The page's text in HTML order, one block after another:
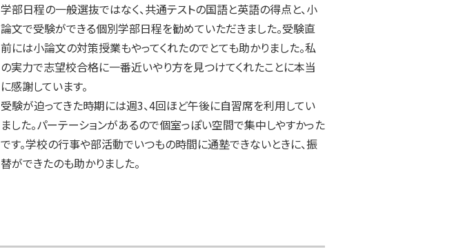
学部日程の一般選抜ではなく、共通テストの国語と英語の得点と、小
論文で受験ができる個別学部日程を勧めていただきました。受験直
前には小論文の対策授業もやってくれたのでとても助かりました。私
の実力で志望校合格に一番近いやり方を見つけてくれたことに本当
に感謝しています。
受験が迫ってきた時期には週3、4回ほど午後に自習席を利用してい
ました。パーテーションがあるので個室っぽい空間で集中しやすかった
です。学校の行事や部活動でいつもの時間に通塾できないときに、振
替ができたのも助かりました。